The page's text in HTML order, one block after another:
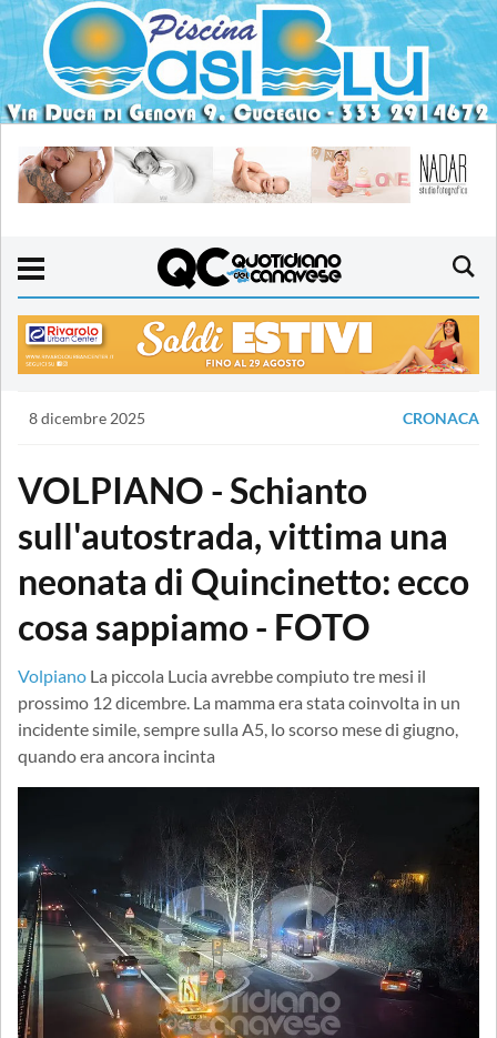
8 dicembre 2025 CRONACA
VOLPIANO - Schianto
sull'autostrada, vittima una
neonata di Quincinetto: ecco
cosa sappiamo - FOTO
Volpiano La piccola Lucia avrebbe compiuto tre mesi il
prossimo 12 dicembre. La mamma era stata coinvolta in un
incidente simile, sempre sulla A5, lo scorso mese di giugno,
quando era ancora incinta